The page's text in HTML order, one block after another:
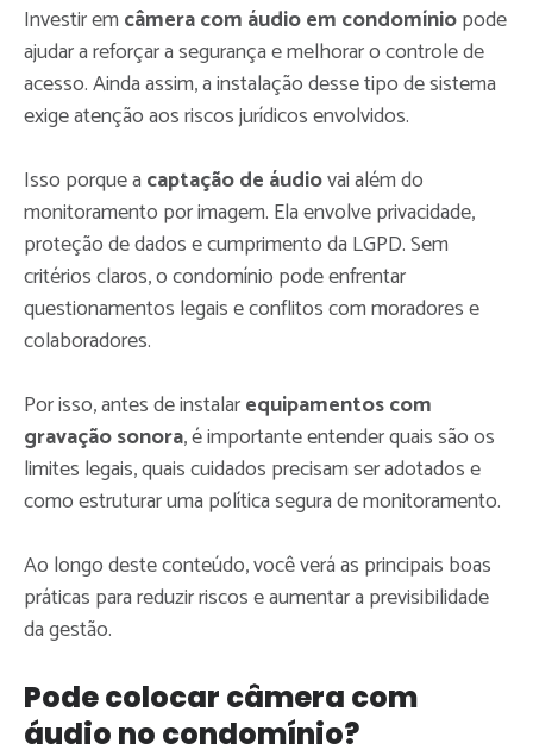
Investir em câmera com áudio em condomíniopode
ajudar a reforçar a segurança e melhorar o controle de
acesso. Ainda assim, a instalação desse tipo de sistema
exige atenção aos riscos jurídicos envolvidos.
Isso porque a captação de áudiovai além do
monitoramento por imagem. Ela envolve privacidade,
proteção de dados e cumprimento da LGPD. Sem
critérios claros, o condomínio pode enfrentar
questionamentos legais e conflitos com moradores e
colaboradores.
Por isso, antes de instalarequipamentos com
gravação sonora, é importante entender quais são os
limites legais, quais cuidados precisam ser adotados e
como estruturar uma política segura de monitoramento.
Ao longo deste conteúdo, você verá as principais boas
práticas para reduzir riscos e aumentar a previsibilidade
da gestão.
Pode colocar câmera com
áudio no condomínio?